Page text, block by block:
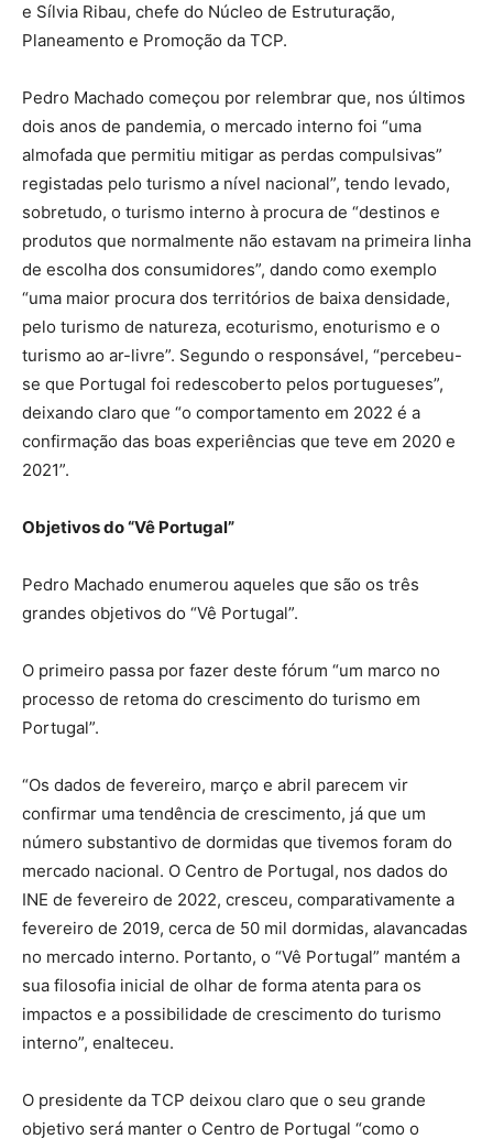
e Sílvia Ribau, chefe do Núcleo de Estruturação,
Planeamento e Promoção da TCP.
Pedro Machado começou por relembrar que, nos últimos
dois anos de pandemia, o mercado interno foi “uma
almofada que permitiu mitigar as perdas compulsivas”
registadas pelo turismo a nível nacional”, tendo levado,
sobretudo, o turismo interno à procura de “destinos e
produtos que normalmente não estavam na primeira linha
de escolha dos consumidores”, dando como exemplo
“uma maior procura dos territórios de baixa densidade,
pelo turismo de natureza, ecoturismo, enoturismo e o
turismo ao ar-livre”. Segundo o responsável, “percebeu-
se que Portugal foi redescoberto pelos portugueses”,
deixando claro que “o comportamento em 2022 é a
confirmação das boas experiências que teve em 2020 e
2021”.
Objetivos do “Vê Portugal”
Pedro Machado enumerou aqueles que são os três
grandes objetivos do “Vê Portugal”.
O primeiro passa por fazer deste fórum “um marco no
processo de retoma do crescimento do turismo em
Portugal”.
“Os dados de fevereiro, março e abril parecem vir
confirmar uma tendência de crescimento, já que um
número substantivo de dormidas que tivemos foram do
mercado nacional. O Centro de Portugal, nos dados do
INE de fevereiro de 2022, cresceu, comparativamente a
fevereiro de 2019, cerca de 50 mil dormidas, alavancadas
no mercado interno. Portanto, o “Vê Portugal” mantém a
sua filosofia inicial de olhar de forma atenta para os
impactos e a possibilidade de crescimento do turismo
interno”, enalteceu.
O presidente da TCP deixou claro que o seu grande
objetivo será manter o Centro de Portugal “como o